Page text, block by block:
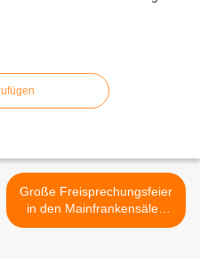
Große Freisprechungsfeier
in den Mainfrankensälen
Veitshöchheim: Kfz-Innung